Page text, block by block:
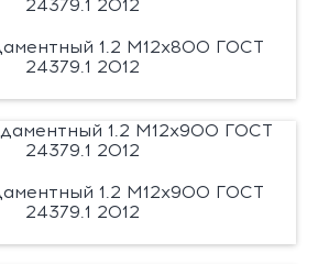
1.2 М12х800 ГОСТ
24379.1 2012
1.2 М12х900 ГОСТ
24379.1 2012